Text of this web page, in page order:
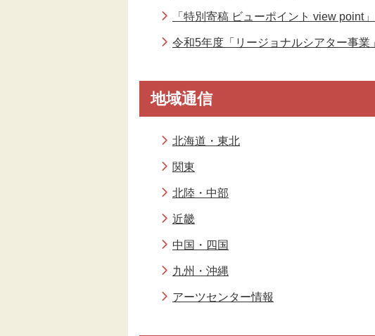
「特別寄稿 ビューポイント view point
令和5年度「リージョナルシアター事業
地域通信
北海道・東北
関東
北陸・中部
近畿
中国・四国
九州・沖縄
アーツセンター情報